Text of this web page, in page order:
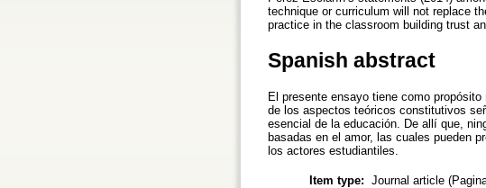
technique or curriculum will not replace
practice in the classroom building trust
Spanish abstract
El presente ensayo tiene como
de los aspectos teóricos constitutivos
esencial de la educación. De allí que,
basadas en el amor, las cuales pueden
los actores estudiantiles.
Item type: Journal article